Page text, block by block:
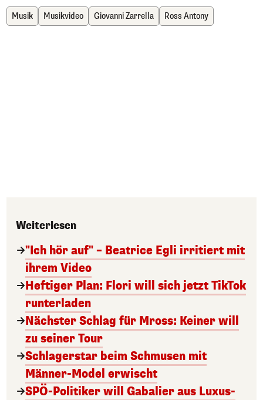
Musik Musikvideo Giovanni Zarrella Ross Antony
Weiterlesen
"Ich hör auf" – Beatrice Egli irritiert mit
ihrem Video
Heftiger Plan: Flori will sich jetzt TikTok
runterladen
Nächster Schlag für Mross: Keiner will
zu seiner Tour
Schlagerstar beim Schmusen mit
Männer-Model erwischt
SPÖ-Politiker will Gabalier aus Luxus-